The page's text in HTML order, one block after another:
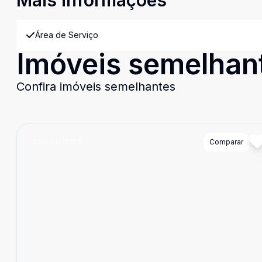
Área de Serviço
Imóveis
Confira imóveis semelhantes
Comparar